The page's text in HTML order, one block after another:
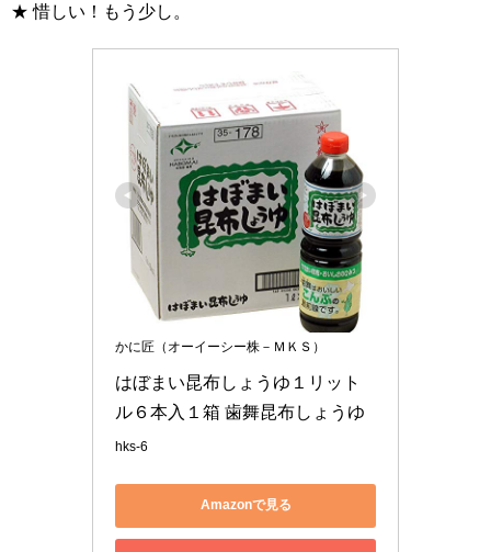
★ 惜しい！もう少し。
かに匠（オーイーシー株－ＭＫＳ）
はぼまい昆布しょうゆ１リット
ル６本入１箱 歯舞昆布しょうゆ
hks-6
Amazonで見る